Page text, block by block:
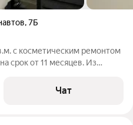
,7Б
с косметическим ремонтом
срок от 11 месяцев. Из
Чат